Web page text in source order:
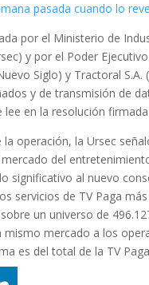
pasada cuando lo
por el Ministerio de
y por el Poder
Siglo) y Tractoral
y de transmisión de
en la resolución
la operación, la Ursec
del
significativo al nuevo
servicios de TV Paga
un universo de
mercado a los
es del total de la TV